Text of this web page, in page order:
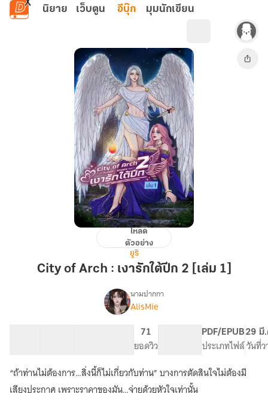
ข้ามไปยังเนื้อหาหลัก
นิยาย เว็บตูน อีบุ๊ก มุมนักเขียน
Arch
[เล่ม
1]
โหลด
ตัวอย่าง
ยูริ
City of Arch : เงารักใต้ปีก 2 [เล่ม 1]
เรื่องCity
Arch
:
เงา
รัก
ใต้
ปีก
นามปากกา
AlisMie
71
ยอดวิว
PDF/EPUB
ประเภทไฟล์
29 มี
วันที่ว
“ถ้าท่านไม่ต้องการ…สิ่งนี้ก็ไม่เกี่ยวกับท่าน” บางการตัดสินใจไม่ต้องมี
เสียงประกาศ เพราะราคาของมัน…จ่ายด้วยหัวใจเท่านั้น